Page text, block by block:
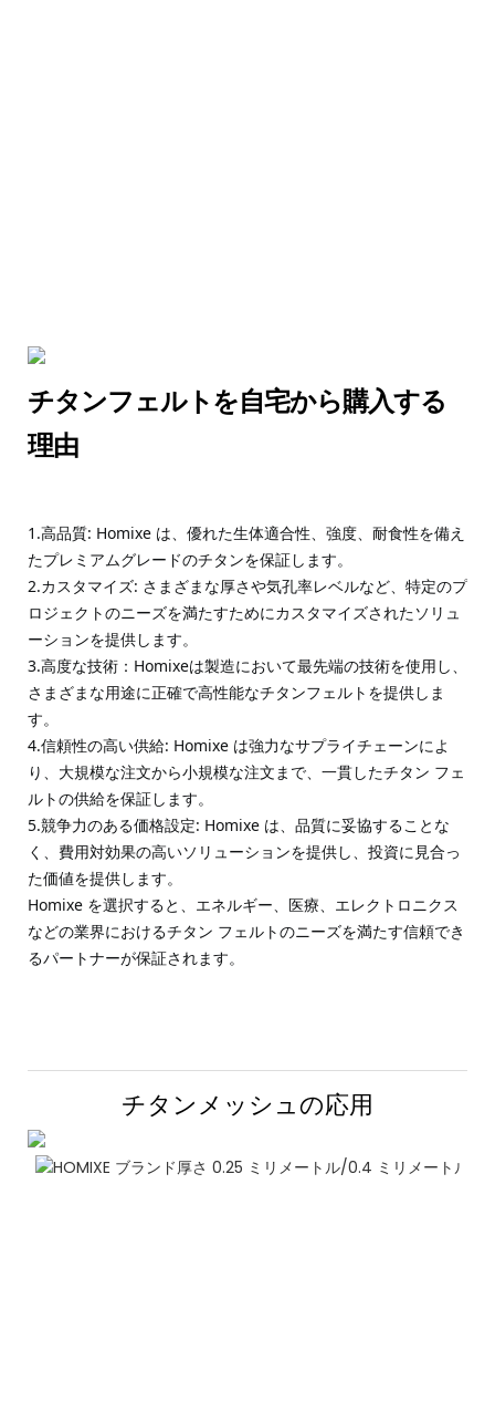
チタンフェルトを自宅から購入する
理由
1.高品質: Homixe は、優れた生体適合性、強度、耐食性を備え
たプレミアムグレードのチタンを保証します。
2.カスタマイズ: さまざまな厚さや気孔率レベルなど、特定のプ
ロジェクトのニーズを満たすためにカスタマイズされたソリュ
ーションを提供します。
3.高度な技術：Homixeは製造において最先端の技術を使用し、
さまざまな用途に正確で高性能なチタンフェルトを提供しま
す。
4.信頼性の高い供給: Homixe は強力なサプライチェーンによ
り、大規模な注文から小規模な注文まで、一貫したチタン フェ
ルトの供給を保証します。
5.競争力のある価格設定: Homixe は、品質に妥協することな
く、費用対効果の高いソリューションを提供し、投資に見合っ
た価値を提供します。
Homixe を選択すると、エネルギー、医療、エレクトロニクス
などの業界におけるチタン フェルトのニーズを満たす信頼でき
チタンメッシュの応用